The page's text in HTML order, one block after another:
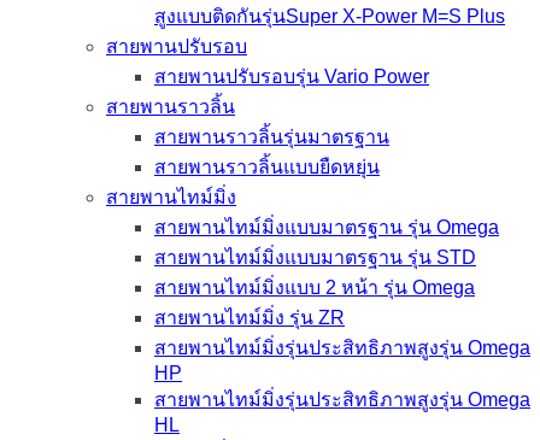
สูงแบบติดกันรุ่นSuper X-Power M=S Plus
สายพานปรับรอบ
สายพานปรับรอบรุ่น Vario Power
สายพานราวลิ้น
สายพานราวลิ้นรุ่นมาตรฐาน
สายพานราวลิ้นแบบยืดหยุ่น
สายพานไทม์มิ่ง
สายพานไทม์มิ่งแบบมาตรฐาน รุ่น Omega
สายพานไทม์มิ่งแบบมาตรฐาน รุ่น STD
สายพานไทม์มิ่งแบบ 2 หน้า รุ่น Omega
สายพานไทม์มิ่ง รุ่น ZR
สายพานไทม์มิ่งรุ่นประสิทธิภาพสูงรุ่น Omega
HP
สายพานไทม์มิ่งรุ่นประสิทธิภาพสูงรุ่น Omega
HL